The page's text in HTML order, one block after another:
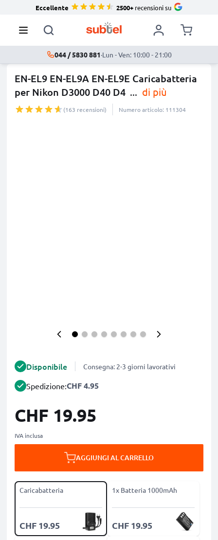
Eccellente 2500+recensioni su
044 / 5830 881·Lun - Ven: 10:00 - 21:00
EN-EL9 EN-EL9A EN-EL9E Caricabatteria
per Nikon D3000 D40 D4 ... di più
(163 recensioni) Numero articolo: 111304
Disponibile Consegna: 2-3 giorni lavorativi
Spedizione:CHF 4.95
CHF 19.95
IVA inclusa
AGGIUNGI AL CARRELLO
Caricabatteria
CHF 19.95
1x Batteria 1000mAh
CHF 19.95